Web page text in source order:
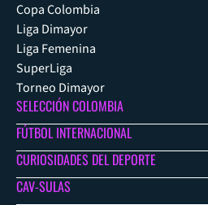
Copa Colombia
Liga Dimayor
Liga Femenina
SuperLiga
Torneo Dimayor
SELECCIÓN COLOMBIA
FÚTBOL INTERNACIONAL
CURIOSIDADES DEL DEPORTE
CAV-SULAS